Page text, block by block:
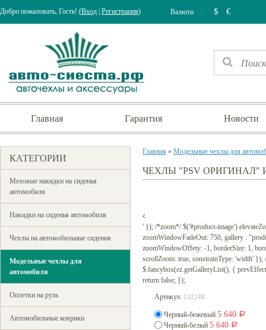
Добро пожаловать, Гость! (Вход Регистрация) Валюта: Р $ €
Главная Гарантия Новости
КАТЕГОРИИ
Меховые накидки на сиденья
автомобиля
Накидки на сиденья автомобиля
Чехлы на автомобильные сидения
Модельные чехлы для
автомобиля
Оплетки на руль
Автомобильные коврики
Главная » Модельные чехлы для
ЧЕХЛЫ "PSV ОРИГИНАЛ"
' }); /*zoom*/ $('#product-
zoomWindowFadeOut: 750, gallery :
zoomWindowOffety: -1, borderSize: 1,
scrollZoom: true, constrainType: 'width'
$.fancybox(ez.getGalleryList(), {
return false; });
Артикул: 122248
Черный-бежевый 5 640 Р
Черный-белый 5 640 Р